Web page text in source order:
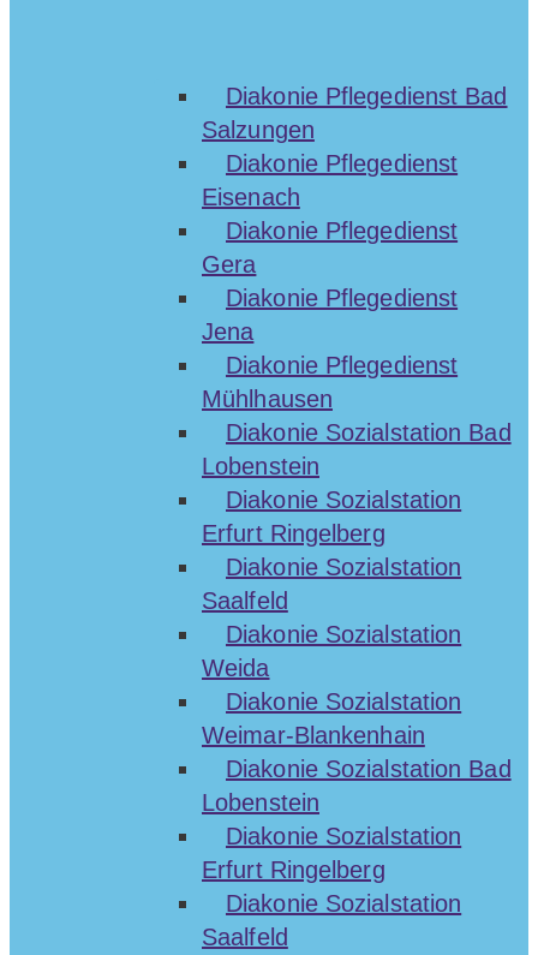
Diakonie Pflegedienst Bad
Salzungen
Diakonie Pflegedienst
Eisenach
Diakonie Pflegedienst
Gera
Diakonie Pflegedienst
Jena
Diakonie Pflegedienst
Mühlhausen
Diakonie Sozialstation Bad
Lobenstein
Diakonie Sozialstation
Erfurt Ringelberg
Diakonie Sozialstation
Saalfeld
Diakonie Sozialstation
Weida
Diakonie Sozialstation
Weimar-Blankenhain
Diakonie Sozialstation Bad
Lobenstein
Diakonie Sozialstation
Erfurt Ringelberg
Diakonie Sozialstation
Saalfeld